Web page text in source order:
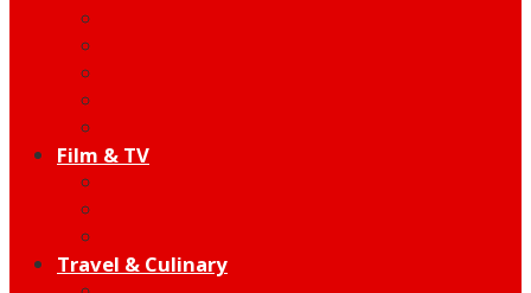
Film & TV
Travel & Culinary